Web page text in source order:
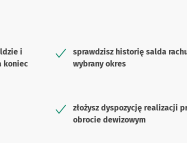
i
koniec
sprawdzisz historię salda
wybrany okres
złożysz dyspozycję realizacji
obrocie dewizowym